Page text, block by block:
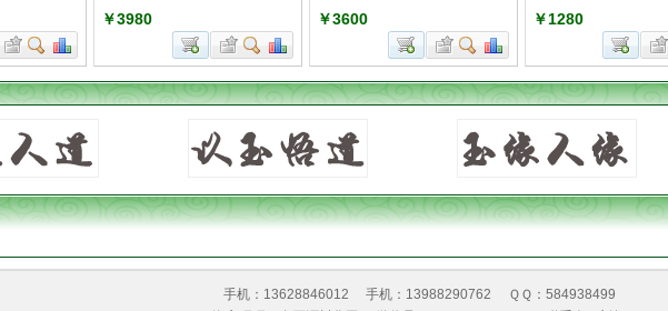
￥3980 ￥3600 ￥1280
手机：13628846012 手机：13988290762
ＱＱ：584938499